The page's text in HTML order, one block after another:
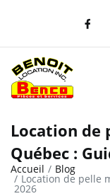
Location de
Québec :
Accueil Blog
Location de pelle
2026